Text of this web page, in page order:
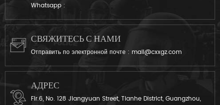
Whatsapp :
СВЯЖИТЕСЬ С НАМИ
Отправить по электронной почте : mail@cxxgz.com
АДРЕС
Flr.6, No. 128 Jiangyuan Street, Tianhe District, Guangzhou,